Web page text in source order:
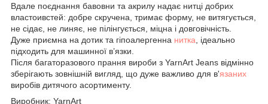
Вдале поєднання бавовни та акрилу надає нитці добрих
властоивстей: добре скручена, тримає форму, не витягується,
не сідає, не линяє, не пілінгується, міцна і довговічність.
Дуже приємна на дотик та гіпоалергенна нитка , ідеально
підходить для машинної в’язки.
Після багаторазового прання вироби з YarnArt Jeans відмінно
зберігають зовнішній вигляд, що дуже важливо для в'язаних
виробів дитячого асортименту.
Виробник: YarnArt